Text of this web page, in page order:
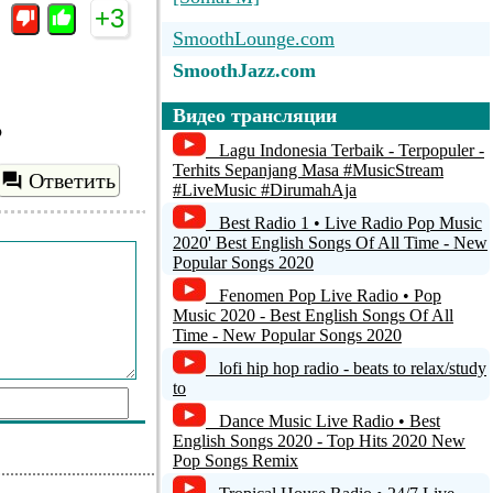
+3
Ответить
SmoothLounge.com
SmoothJazz.com
Iв™ҐTOP 100 CHARTS
Bayerwaldradio
Green wave
!04 FM
WOFR - Word of Faith Radio
Видео трансляции
Lagu Indonesia Terbaik - Terpopuler -
Terhits Sepanjang Masa #MusicStream
#LiveMusic #DirumahAja
Best Radio 1 • Live Radio Pop Music
2020' Best English Songs Of All Time - New
Popular Songs 2020
Fenomen Pop Live Radio • Pop
Music 2020 - Best English Songs Of All
Time - New Popular Songs 2020
lofi hip hop radio - beats to relax/study
to
Dance Music Live Radio • Best
English Songs 2020 - Top Hits 2020 New
Pop Songs Remix